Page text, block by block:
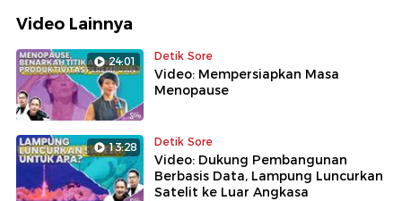
Video Lainnya
24:01 Detik Sore
Video: Mempersiapkan Masa
Menopause
13:28 Detik Sore
Video: Dukung Pembangunan
Berbasis Data, Lampung Luncurkan
Satelit ke Luar Angkasa